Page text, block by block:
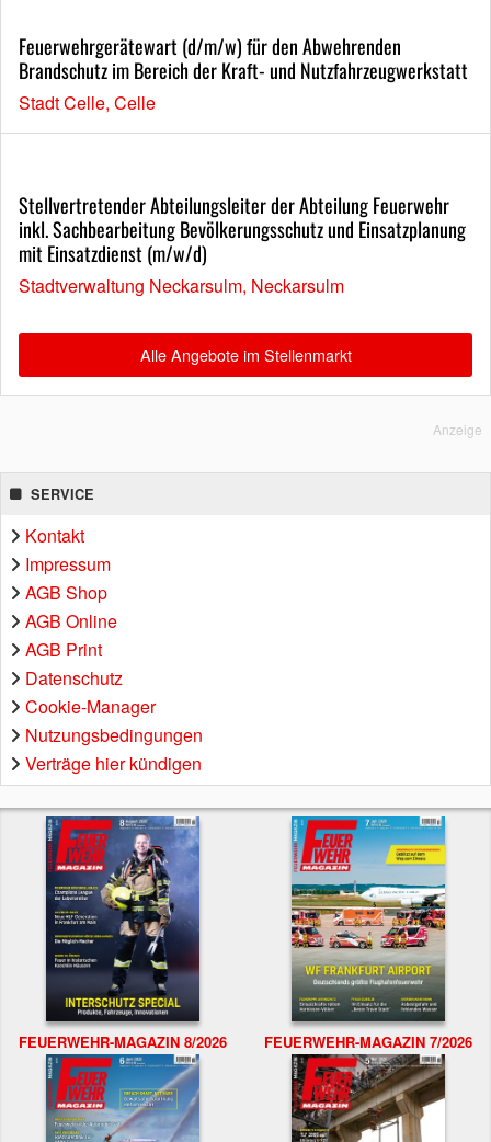
Feuerwehrgerätewart (d/m/w) für den Abwehrenden
Brandschutz im Bereich der Kraft- und Nutzfahrzeugwerkstatt
Stadt Celle, Celle
Stellvertretender Abteilungsleiter der Abteilung Feuerwehr
inkl. Sachbearbeitung Bevölkerungsschutz und Einsatzplanung
mit Einsatzdienst (m/w/d)
Stadtverwaltung Neckarsulm, Neckarsulm
Alle Angebote im Stellenmarkt
Anzeige
SERVICE
Kontakt
Impressum
AGB Shop
AGB Online
AGB Print
Datenschutz
Cookie-Manager
Nutzungsbedingungen
Verträge hier kündigen
FEUERWEHR-MAGAZIN 8/2026 FEUERWEHR-MAGAZIN 7/2026